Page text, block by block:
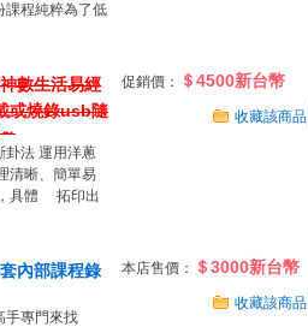
課程純粹為了低
數生活易經
或燒錄usb隨
卦法 運用洋蔥
清晰、簡單易
，具體 拓印出
促銷價： ＄4500新台幣
收藏該商品
內部課程錄
手專門來找
本店售價： ＄3000新台幣
收藏該商品